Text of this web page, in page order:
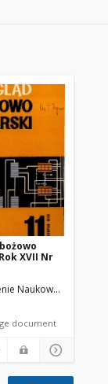
i Techników
XVII Nr
Naukowo-
document